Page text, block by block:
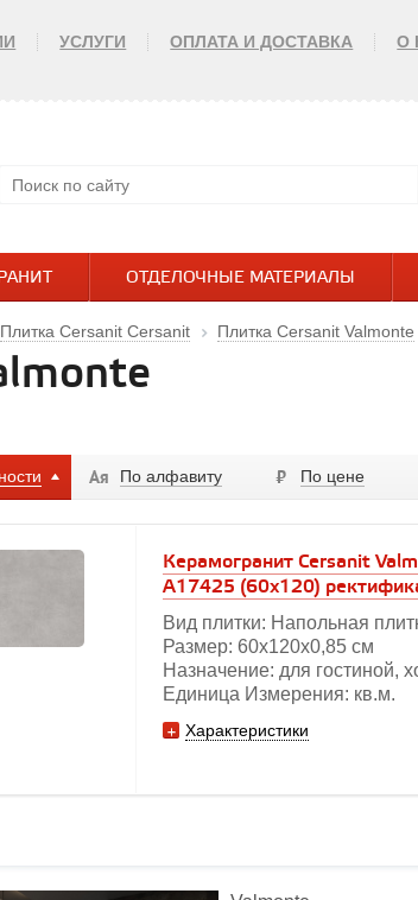
УСЛУГИ ОПЛАТА И ДОСТАВКА О
ОТДЕЛОЧНЫЕ МАТЕРИАЛЫ
Плитка Cersanit Cersanit Плитка Cersanit Valmonte
По алфавиту По цене
Керамогранит Cersanit
A17425 (60x120)
Вид плитки: Напольная
Размер: 60х120х0,85 см
Назначение: для гостиной,
Единица Измерения: кв.м.
Характеристики